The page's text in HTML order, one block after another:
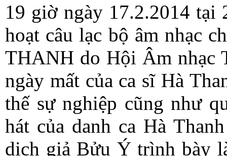
19 giờ ngày 17.2.2014
hoạt câu lạc bộ âm nhạc
THANH do Hội Âm nhạc
ngày mất của ca sĩ Hà
thế sự nghiệp cũng như
hát của danh ca Hà
dịch giả Bửu Ý trình bày